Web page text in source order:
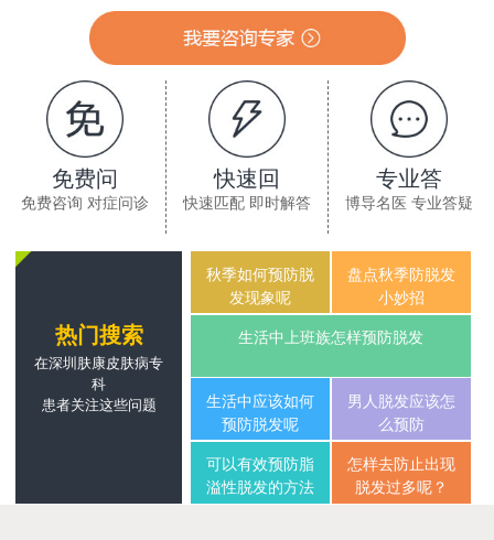
免费问
免费咨询 对症问诊
快速回
快速匹配 即时解答
专业答
博导名医 专业答疑
热门搜索
在深圳肤康皮肤病专
科
患者关注这些问题
秋季如何预防脱
发现象呢
盘点秋季防脱发
小妙招
生活中上班族怎样预防脱发
生活中应该如何
预防脱发呢
男人脱发应该怎
么预防
可以有效预防脂
溢性脱发的方法
怎样去防止出现
脱发过多呢？